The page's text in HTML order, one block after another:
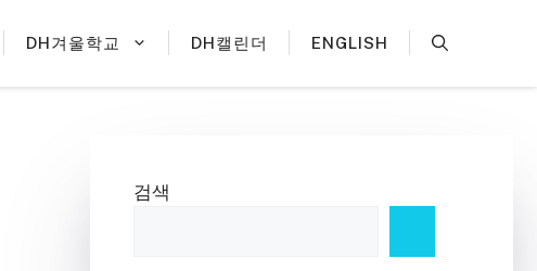
DH겨울학교 DH캘린더 ENGLISH
검색